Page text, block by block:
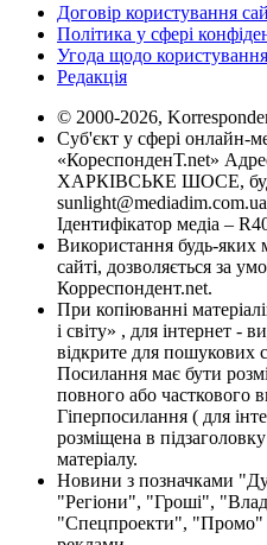
Договір користування
Політика у сфері
Угода щодо користування
Редакція
© 2000-2026,
Суб'єкт у сфері онлайн-
«КореспонденТ.net»
ХАРКІВСЬКЕ ШОСЕ,
sunlight@mediadim.com.ua
Ідентифікатор медіа –
Використання будь-яких
сайті, дозволяється за
Корреспондент.net.
При копіюванні
і світу» , для інтернет -
відкрите для пошукових
Посилання має бути
повного або часткового
Гіперпосилання ( для
розміщена в
матеріалу.
Новини з позначками
"Регіони", "Гроші",
"Спецпроекти", "Промо"